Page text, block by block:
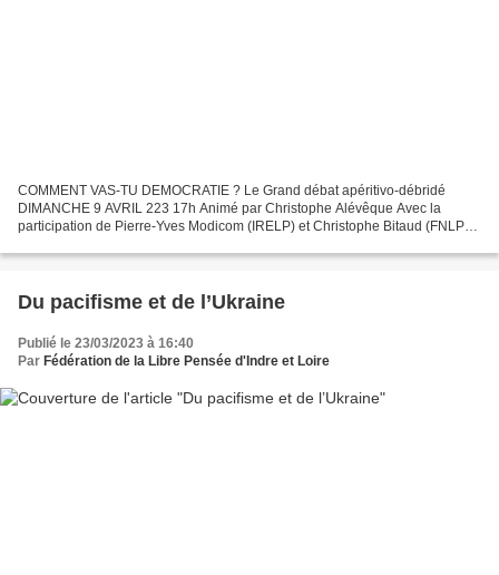
COMMENT VAS-TU DEMOCRATIE ? Le Grand débat apéritivo-débridé
DIMANCHE 9 AVRIL 223 17h Animé par Christophe Alévêque Avec la
participation de Pierre-Yves Modicom (IRELP) et Christophe Bitaud (FNLP)
Du pacifisme et de l’Ukraine
Publié le 23/03/2023 à 16:40
Par Fédération de la Libre Pensée d'Indre et Loire